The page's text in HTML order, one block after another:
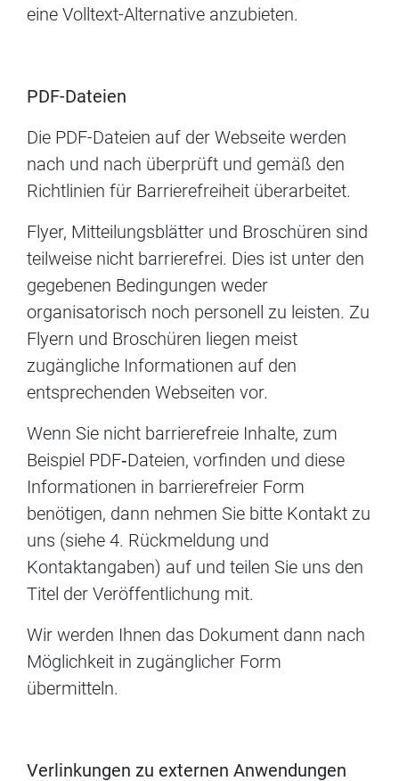
eine Volltext-Alternative anzubieten.
PDF-Dateien
Die PDF-Dateien auf der Webseite werden
nach und nach überprüft und gemäß den
Richtlinien für Barrierefreiheit überarbeitet.
Flyer, Mitteilungsblätter und Broschüren sind
teilweise nicht barrierefrei. Dies ist unter den
gegebenen Bedingungen weder
organisatorisch noch personell zu leisten. Zu
Flyern und Broschüren liegen meist
zugängliche Informationen auf den
entsprechenden Webseiten vor.
Wenn Sie nicht barrierefreie Inhalte, zum
Beispiel PDF‐Dateien, vorfinden und diese
Informationen in barrierefreier Form
benötigen, dann nehmen Sie bitte Kontakt zu
uns (siehe 4. Rückmeldung und
Kontaktangaben) auf und teilen Sie uns den
Titel der Veröffentlichung mit.
Wir werden Ihnen das Dokument dann nach
Möglichkeit in zugänglicher Form
übermitteln.
Verlinkungen zu externen Anwendungen